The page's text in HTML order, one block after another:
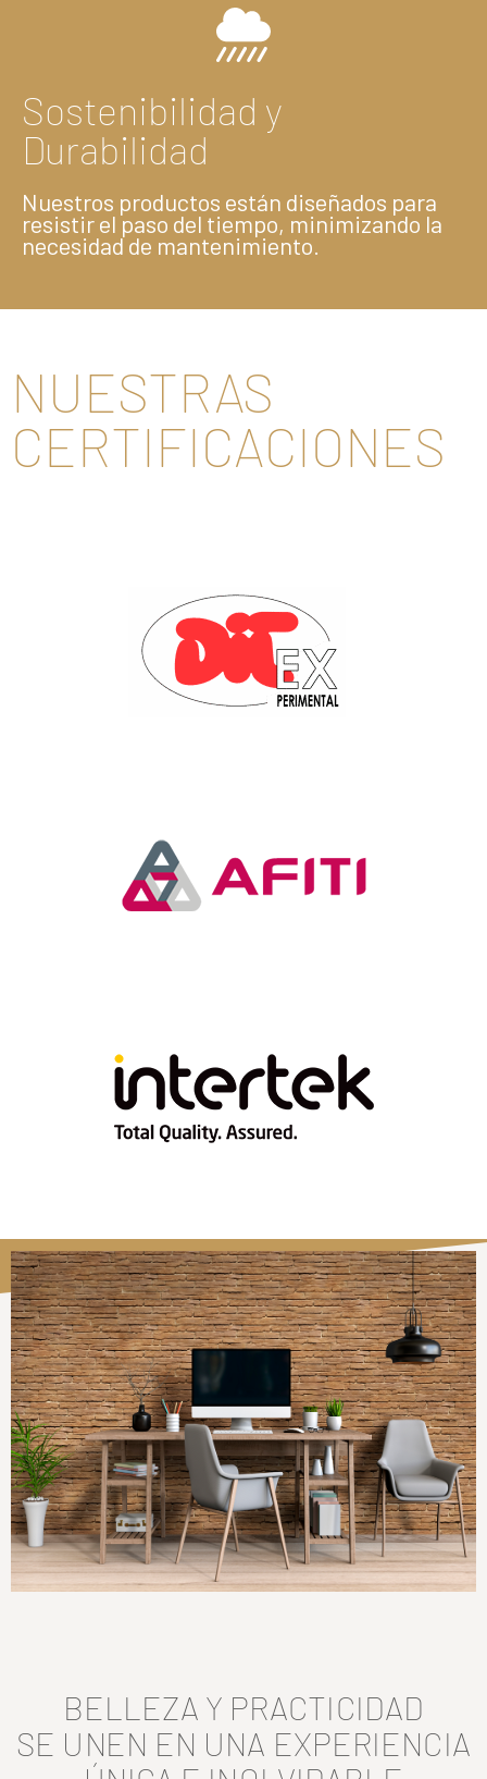
Sostenibilidad y
Durabilidad
Nuestros productos están diseñados para
resistir el paso del tiempo, minimizando la
necesidad de mantenimiento.
NUESTRAS
CERTIFICACIONES
BELLEZA Y PRACTICIDAD
SE UNEN EN UNA EXPERIENCIA